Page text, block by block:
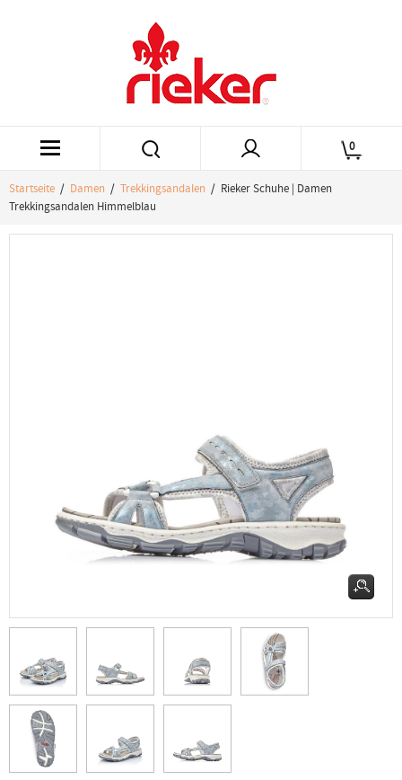
0
Startseite / Damen / Trekkingsandalen / Rieker Schuhe | Damen
Trekkingsandalen Himmelblau